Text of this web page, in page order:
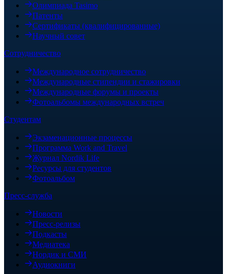
Олимпиада Tasimo
Патенты
Сертификаты (квалифицированные)
Научный совет
Сотрудничество
Международное сотрудничество
Международные стипендии и стажировки
Международные форумы и проекты
Фотоальбомы международных встреч
Студентам
Экзаменационные процессы
Программа Work and Travel
Журнал Nordik Life
Ресурсы для студентов
Фотоальбом
Пресс-служба
Новости
Пресс-релизы
Подкасты
Медиатека
Нордик и СМИ
Аудиокниги